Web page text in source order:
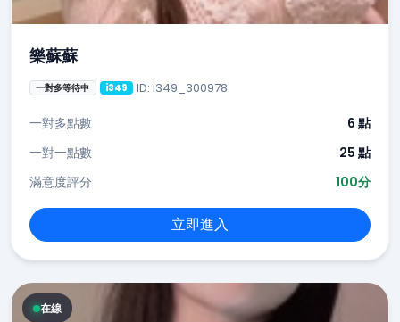
樂蘇蘇
一對多等待中 i349 ID: i349_300978
一對多點數
6 點
一對一點數
25 點
滿意度評分
100分
立即進入
在線